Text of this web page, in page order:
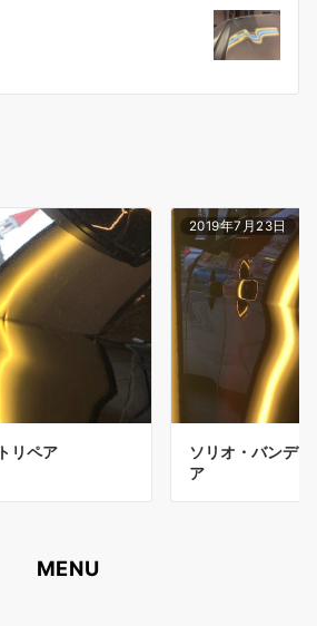
リペア
2019年7月23日
ソリオ・バンデ
ア
MENU